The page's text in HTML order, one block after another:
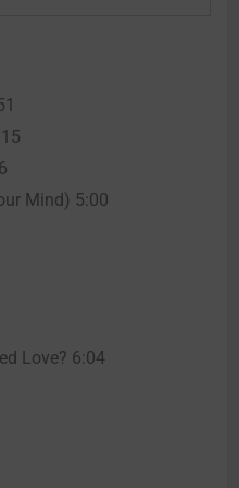
Mind) 5:00
Love? 6:04